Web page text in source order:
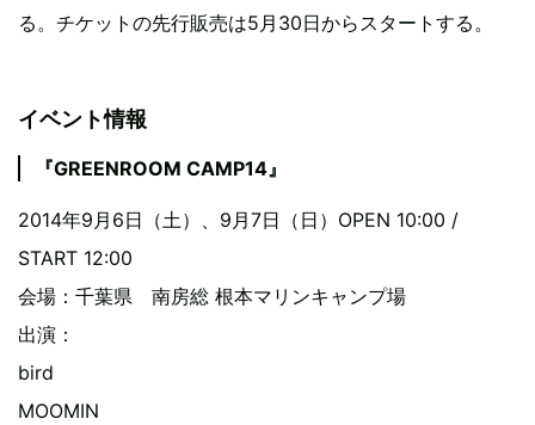
る。チケットの先行販売は5月30日からスタートする。
イベント情報
『GREENROOM CAMP14』
2014年9月6日（土）、9月7日（日）OPEN 10:00 /
START 12:00
会場：千葉県 南房総 根本マリンキャンプ場
出演：
bird
MOOMIN